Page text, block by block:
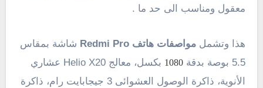
معقول ومناسب الى حد ما .
هذا وتشمل مواصفات هاتف Redmi Pro
شاشة بمقاس
5.5 بوصة بدقة
1080
بكسل، معالج Helio X20 عشاري
الأنوية، ذاكرة الوصول العشوائى 3 جيجابايت رام، ذاكرة